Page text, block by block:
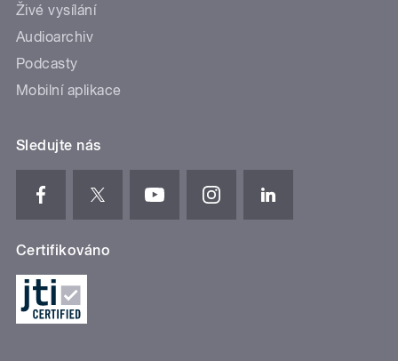
Živé vysílání
Audioarchiv
Podcasty
Mobilní aplikace
Sledujte nás
Certifikováno